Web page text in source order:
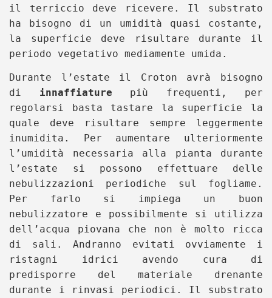
il terriccio deve ricevere. Il substrato
ha bisogno di un umidità quasi costante,
la superficie deve risultare durante il
periodo vegetativo mediamente umida.
Durante l’estate il Croton avrà bisogno
di innaffiature più frequenti, per
regolarsi basta tastare la superficie la
quale deve risultare sempre leggermente
inumidita. Per aumentare ulteriormente
l’umidità necessaria alla pianta durante
l’estate si possono effettuare delle
nebulizzazioni periodiche sul fogliame.
Per farlo si impiega un buon
nebulizzatore e possibilmente si utilizza
dell’acqua piovana che non è molto ricca
di sali.Andranno evitati ovviamente i
ristagni idrici avendo cura di
predisporre del materiale drenante
durante i rinvasi periodici. Il substrato